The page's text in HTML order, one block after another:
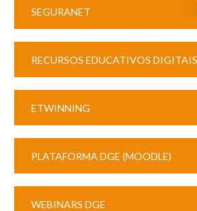
SEGURANET
RECURSOS EDUCATIVOS DIGITAIS
ETWINNING
PLATAFORMA DGE (MOODLE)
WEBINARS DGE